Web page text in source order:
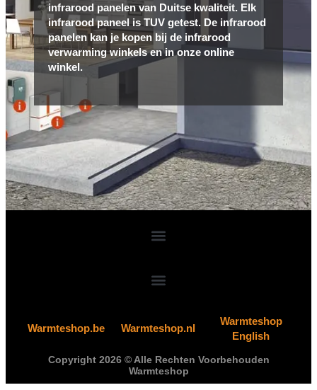
infrarood panelen van Duitse kwaliteit. Elk
infrarood paneel is TUV getest. De infrarood
panelen kan je kopen bij de infrarood
verwarming winkels en in onze online
winkel.
Warmteshop.be Warmteshop.nl
Warmteshop
English
Copyright 2026 © Alle Rechten Voorbehouden
Warmteshop